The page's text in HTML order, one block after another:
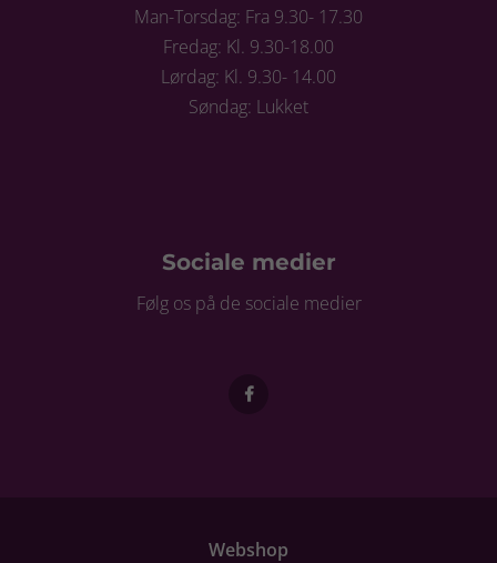
Man-Torsdag: Fra 9.30- 17.30
Fredag: Kl. 9.30-18.00
Lørdag: Kl. 9.30- 14.00
Søndag: Lukket
Sociale medier
Følg os på de sociale medier
Webshop